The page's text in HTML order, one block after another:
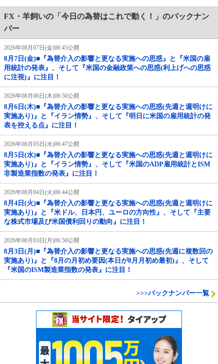
FX・羊飼いの「今日の為替はこれで動く！」のバックナン
バー
2026年08月07日(金)06:45公開
8月7日(金)■『為替介入の影響と更なる実施への思惑』と『米国の雇
用統計の発表』、そして『米国の金融政策への思惑(利上げへの思惑
に注視)』に注目！
2026年08月06日(木)06:50公開
8月6日(木)■『為替介入の影響と更なる実施への思惑(先週と週明けに
実施あり)』と『イラン情勢』、そして『明日に米国の雇用統計の発
表を控える点』に注目！
2026年08月05日(水)06:47公開
8月5日(水)■『為替介入の影響と更なる実施への思惑(先週と週明けに
実施あり)』と『イラン情勢』、そして『米国のADP雇用統計とISM
非製造業指数の発表』に注目！
2026年08月04日(火)06:44公開
8月4日(火)■『為替介入の影響と更なる実施への思惑(先週と週明けに
実施あり)』と『米ドル、日本円、ユーロの方向性』、そして『主要
な株式市場及び米国債利回りの動向』に注目！
2026年08月03日(月)06:50公開
8月3日(月)■『為替介入の影響と更なる実施への思惑(先週に複数回の
実施あり)』と『8月の月初め要因(本日が8月月初め最初)』、そして
『米国のISM製造業指数の発表』に注目！
>>>バックナンバー一覧